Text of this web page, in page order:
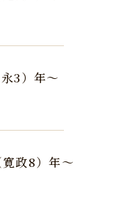
3）年～
政8）年～